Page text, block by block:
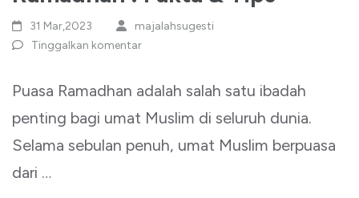
31 Mar,2023
majalahsugesti
Tinggalkan komentar
Puasa Ramadhan adalah salah satu ibadah
penting bagi umat Muslim di seluruh dunia.
Selama sebulan penuh, umat Muslim berpuasa
dari …